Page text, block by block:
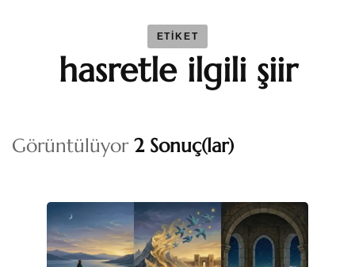
ETIKET
hasretle ilgili şiir
Görüntülüyor 2 Sonuç(lar)